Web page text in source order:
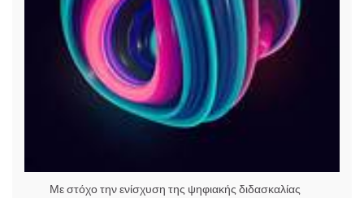
Με στόχο την ενίσχυση της ψηφιακής διδασκαλίας